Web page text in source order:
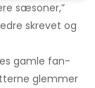
sæsoner,”
skrevet og
gamle fan-
glemmer